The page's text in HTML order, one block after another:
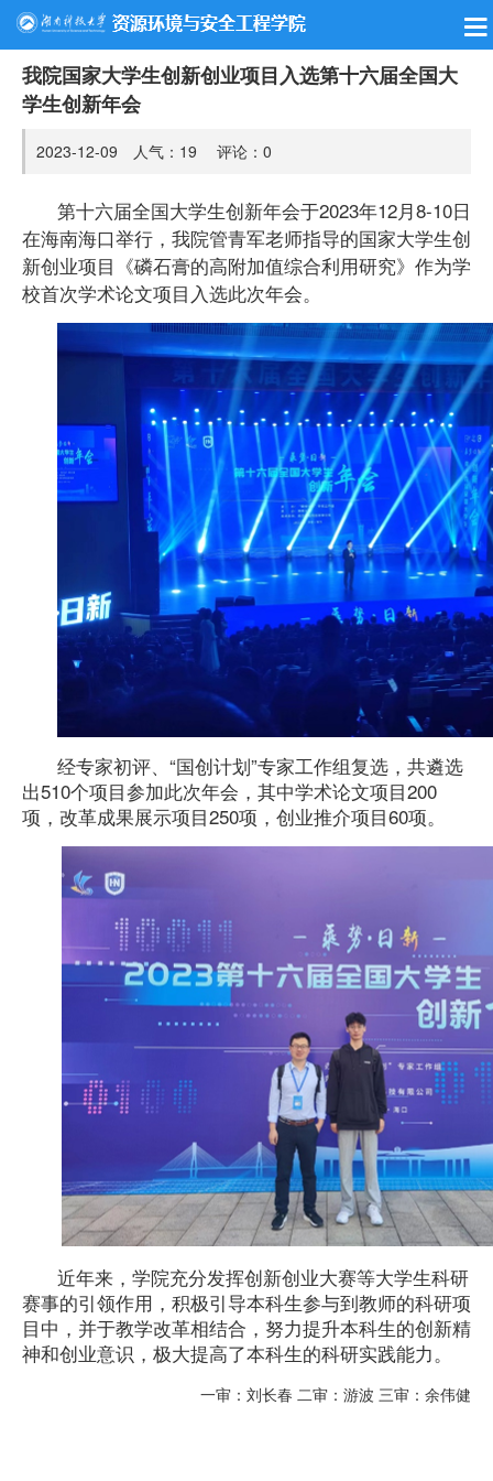
我院国家大学生创新创业项目入选第十六届全国大
学生创新年会
2023-12-09 人气： 19 评论： 0
第十六届全国大学生创新年会于2023年12月8-10日
在海南海口举行，我院管青军老师指导的国家大学生创
新创业项目《磷石膏的高附加值综合利用研究》作为学
校首次学术论文项目入选此次年会。
经专家初评、“国创计划”专家工作组复选，共遴选
出510个项目参加此次年会，其中学术论文项目200
项，改革成果展示项目250项，创业推介项目60项。
近年来，学院充分发挥创新创业大赛等大学生科研
赛事的引领作用，积极引导本科生参与到教师的科研项
目中，并于教学改革相结合，努力提升本科生的创新精
神和创业意识，极大提高了本科生的科研实践能力。
一审：刘长春 二审：游波 三审：余伟健